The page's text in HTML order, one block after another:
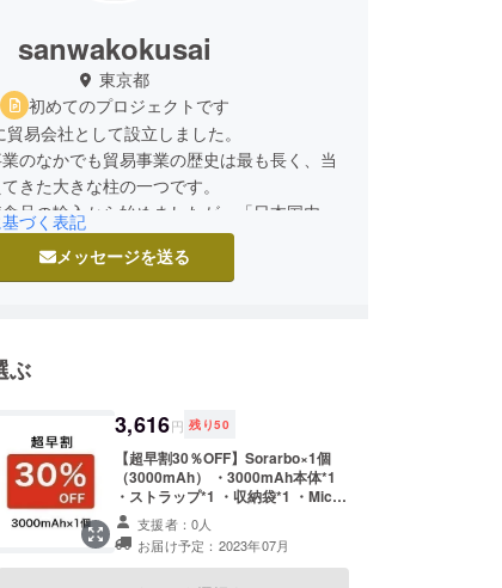
sanwakokusai
東京都
初めてのプロジェクトです
易会社として設立しました。
のなかでも貿易事業の歴史は最も長く、当
きた大きな柱の一つです。
品の輸入から始めましたが、「日本国内の
キル」と「主な輸入先である中国からの仕
ト開拓ノウハウ」を活かして、取引実績を着
づく表記
メッセージを送る
ぶ
3,616円 残り50
【超早割30％OFF】Sorarbo×1個
（3000mAh） ・3000mAh本体*1
・ストラップ*1 ・収納袋*1 ・Micro
USB充電ケーブル*1 ・スマホ充電
3in1ケーブル*1 ・商品説明書*1 *一
般販売予定価格4,380円の30%OFF
※税込み、送料（全国一律550円）込
支援者：0人
お届け予定：2023年07月